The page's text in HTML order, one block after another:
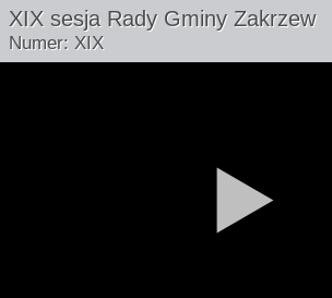
XIX sesja Rady Gminy Zakrzew
Numer: XIX